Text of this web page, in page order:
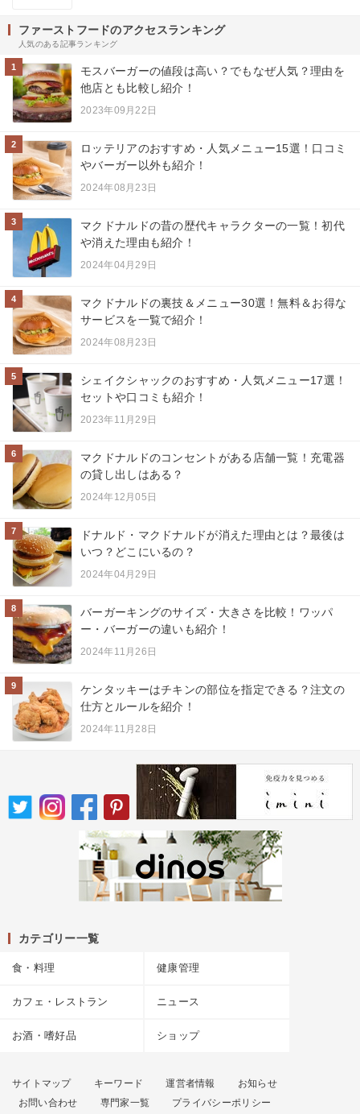
ファーストフードのアクセスランキング
人気のある記事ランキング
1
モスバーガーの値段は高い？でもなぜ人気？理由を
他店とも比較し紹介！
2023年09月22日
2
ロッテリアのおすすめ・人気メニュー15選！口コミ
やバーガー以外も紹介！
2024年08月23日
3
マクドナルドの昔の歴代キャラクターの一覧！初代
や消えた理由も紹介！
2024年04月29日
4
マクドナルドの裏技＆メニュー30選！無料＆お得な
サービスを一覧で紹介！
2024年08月23日
5
シェイクシャックのおすすめ・人気メニュー17選！
セットや口コミも紹介！
2023年11月29日
6
マクドナルドのコンセントがある店舗一覧！充電器
の貸し出しはある？
2024年12月05日
7
ドナルド・マクドナルドが消えた理由とは？最後は
いつ？どこにいるの？
2024年04月29日
8
バーガーキングのサイズ・大きさを比較！ワッパ
ー・バーガーの違いも紹介！
2024年11月26日
9
ケンタッキーはチキンの部位を指定できる？注文の
仕方とルールを紹介！
2024年11月28日
カテゴリー一覧
食・料理 健康管理
カフェ・レストラン ニュース
お酒・嗜好品 ショップ
サイトマップ キーワード 運営者情報
お知らせ
お問い合わせ
専門家一覧 プライバシーポリシー